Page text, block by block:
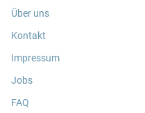
Über uns
Kontakt
Impressum
Jobs
FAQ